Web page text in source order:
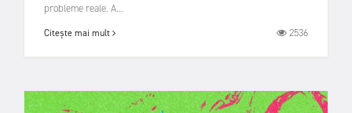
probleme reale. A...
Citește mai mult 2536